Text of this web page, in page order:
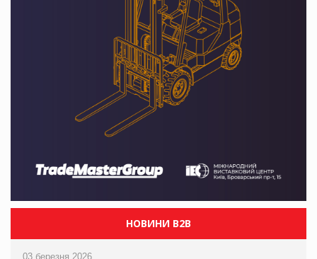
НОВИНИ B2B
03 березня 2026